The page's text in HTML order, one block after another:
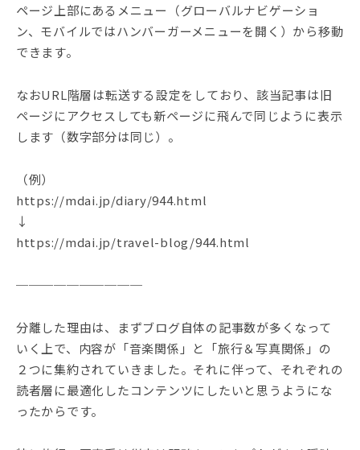
ページ上部にあるメニュー（グローバルナビゲーショ
ン、モバイルではハンバーガーメニューを開く）から移動
できます。
なおURL階層は転送する設定をしており、該当記事は旧
ページにアクセスしても新ページに飛んで同じように表示
します（数字部分は同じ）。
（例）
https://mdai.jp/diary/944.html
↓
https://mdai.jp/travel-blog/944.html
──────────
分離した理由は、まずブログ自体の記事数が多くなって
いく上で、内容が「音楽関係」と「旅行＆写真関係」の
２つに集約されていきました。それに伴って、それぞれの
読者層に最適化したコンテンツにしたいと思うようにな
ったからです。